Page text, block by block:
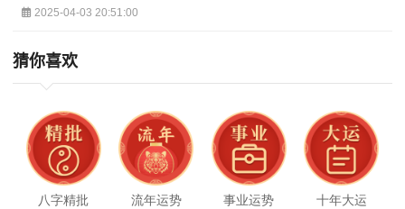
2025-04-03 20:51:00
猜你喜欢
八字精批 流年运势 事业运势 十年大运